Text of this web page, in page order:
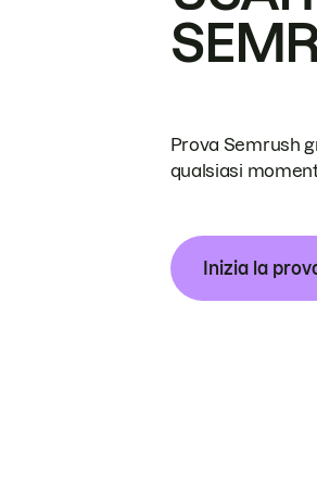
Prova Semrush
qualsiasi
Inizia la